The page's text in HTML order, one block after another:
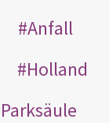
Anfall
Holland
Parksäule